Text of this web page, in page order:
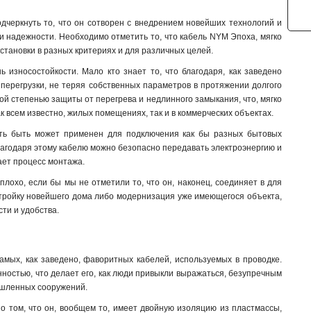
то, что он сотворен с внедрением новейших технологий и
Необходимо отметить то, что кабель NYM Эпоха, мягко
в разных критериях и для различных целей.
Мало кто знает то, что благодаря, как заведено
не теряя собственных параметров в протяжении долгого
степенью защиты от перегрева и недлинного замыкания, что, мягко
известно, жилых помещениях, так и в коммерческих объектах.
быть может применен для подключения как бы разных бытовых
этому кабелю можно безопасно передавать электроэнергию и
процесс монтажа.
если бы мы не отметили то, что он, наконец, соединяет в для
новейшего дома либо модернизация уже имеющегося объекта,
и удобства.
как заведено, фаворитных кабелей, используемых в проводке.
что делает его, как люди привыкли выражаться, безупречным
сооружений.
том, что он, вообщем то, имеет двойную изоляцию из пластмассы,